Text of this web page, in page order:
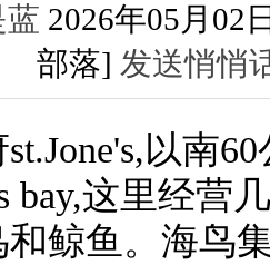
蓝 2026年05月02
部落] 发送悄悄
以南
bay,这里经营
鲸鱼。海鸟